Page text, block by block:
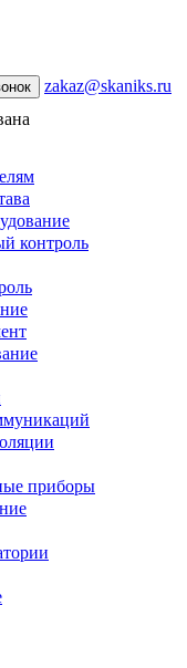
zakaz@skaniks.ru
контроль
приборы